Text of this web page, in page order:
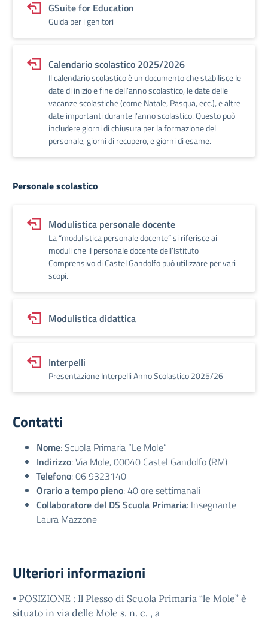
GSuite for Education
Guida per i genitori
Calendario scolastico 2025/2026
Il calendario scolastico è un documento che stabilisce le
date di inizio e fine dell’anno scolastico, le date delle
vacanze scolastiche (come Natale, Pasqua, ecc.), e altre
date importanti durante l’anno scolastico. Questo può
includere giorni di chiusura per la formazione del
personale, giorni di recupero, e giorni di esame.
Personale scolastico
Modulistica personale docente
La “modulistica personale docente” si riferisce ai
moduli che il personale docente dell’Istituto
Comprensivo di Castel Gandolfo può utilizzare per vari
scopi.
Modulistica didattica
Interpelli
Presentazione Interpelli Anno Scolastico 2025/26
Contatti
Nome: Scuola Primaria “Le Mole”
Indirizzo: Via Mole, 00040 Castel Gandolfo (RM)
Telefono: 06 9323140
Orario a tempo pieno: 40 ore settimanali
Collaboratore del DS Scuola Primaria: Insegnante
Laura Mazzone
Ulteriori informazioni
• POSIZIONE : Il Plesso di Scuola Primaria “le Mole” è
situato in via delle Mole s. n. c. , a